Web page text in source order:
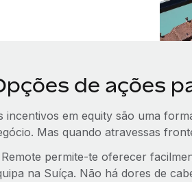
de ações
incentivos em equity são uma
Mas quando atravessas
permite‑te oferecer
na Suíça. Não há dores de